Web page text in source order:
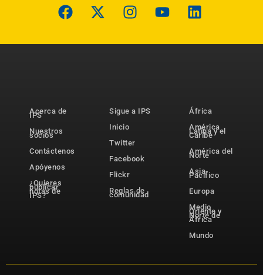
Acerca de
IPS
Nuestros
socios
Contáctenos
Apóyenos
¿Quieres
publicar
notas de
IPS?
Sigue a IPS
Inicio
Twitter
Facebook
Flickr
Reglas de
comunidad
África
América
Latina y el
Caribe
América del
Norte
Asia-
Pacífico
Europa
Medio
Oriente y
Norte de
África
Mundo